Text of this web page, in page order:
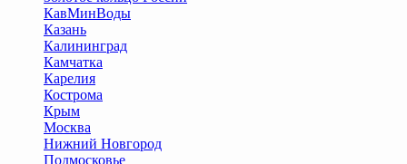
КавМинВоды
Казань
Калининград
Камчатка
Карелия
Кострома
Крым
Москва
Нижний Новгород
Подмосковье